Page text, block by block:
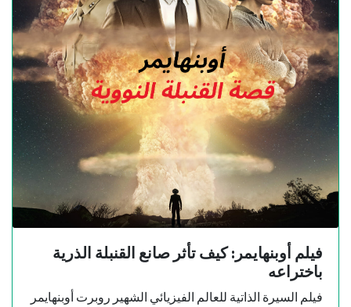
فيلم أوبنهايمر: كيف تأثر صانع القنبلة الذرية
باختراعه
فيلم السيرة الذاتية للعالم الفيزيائي الشهير روبرت أوبنهايمر